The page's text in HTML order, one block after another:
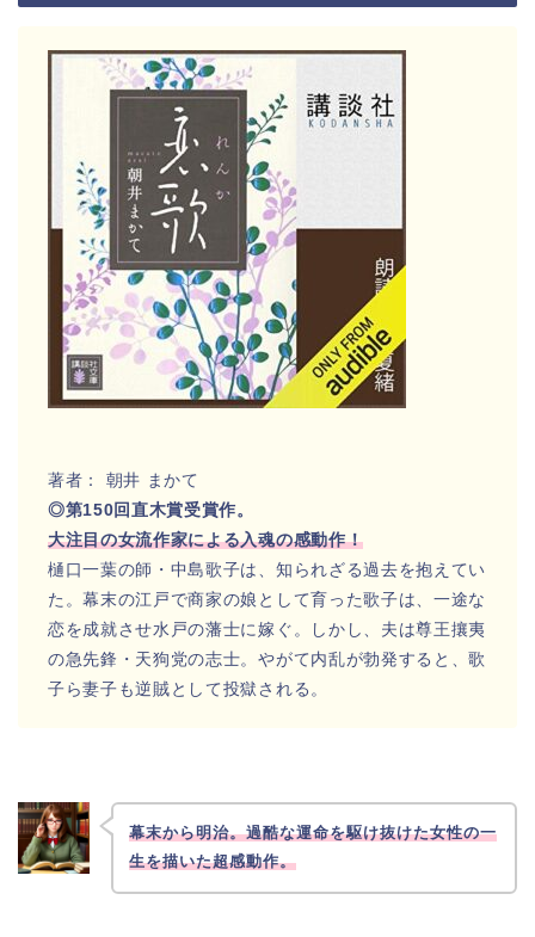
著者： 朝井 まかて
◎第150回直木賞受賞作。
大注目の女流作家による入魂の感動作！
樋口一葉の師・中島歌子は、知られざる過去を抱えてい
た。幕末の江戸で商家の娘として育った歌子は、一途な
恋を成就させ水戸の藩士に嫁ぐ。しかし、夫は尊王攘夷
の急先鋒・天狗党の志士。やがて内乱が勃発すると、歌
子ら妻子も逆賊として投獄される。
幕末から明治。過酷な運命を駆け抜けた女性の一
生を描いた超感動作。